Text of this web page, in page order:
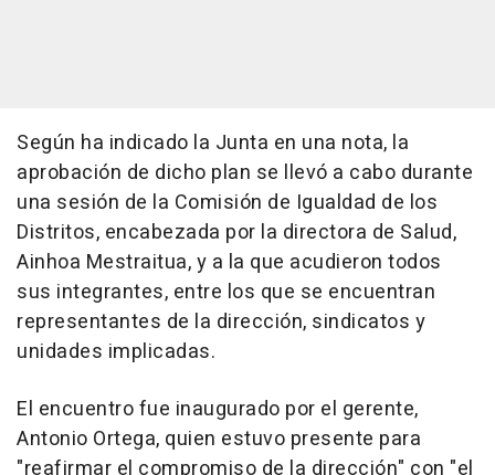
Según ha indicado la Junta en una nota, la
aprobación de dicho plan se llevó a cabo durante
una sesión de la Comisión de Igualdad de los
Distritos, encabezada por la directora de Salud,
Ainhoa Mestraitua, y a la que acudieron todos
sus integrantes, entre los que se encuentran
representantes de la dirección, sindicatos y
unidades implicadas.
El encuentro fue inaugurado por el gerente,
Antonio Ortega, quien estuvo presente para
"reafirmar el compromiso de la dirección" con "el